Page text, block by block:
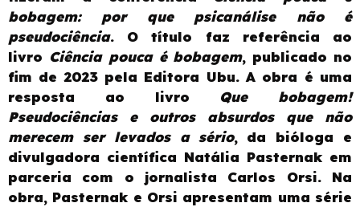
bobagem: por que psicanálise não é
pseudociência. O título faz referência ao
livro Ciência pouca é bobagem, publicado no
fim de 2023 pela Editora Ubu. A obra é uma
resposta ao livro Que bobagem!
Pseudociências e outros absurdos que não
merecem ser levados a sério,
da bióloga e
divulgadora científica Natália Pasternak em
parceria com o jornalista Carlos Orsi. Na
obra, Pasternak e Orsi apresentam uma série